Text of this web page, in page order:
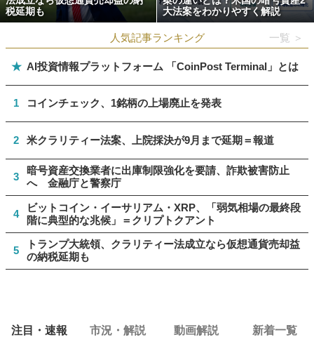
税延期も
大法案をわかりやすく解説
人気記事ランキング 一覧 ＞
★ AI投資情報プラットフォーム 「CoinPost Terminal」とは
1 コインチェック、1銘柄の上場廃止を発表
2 米クラリティー法案、上院採決が9月まで延期＝報道
3
暗号資産交換業者に出庫制限強化を要請、詐欺被害防止
へ 金融庁と警察庁
4
ビットコイン・イーサリアム・XRP、「弱気相場の最終段
階に典型的な兆候」＝クリプトクアント
5
トランプ大統領、クラリティー法成立なら仮想通貨売却益
の納税延期も
注目・速報 市況・解説 動画解説 新着一覧